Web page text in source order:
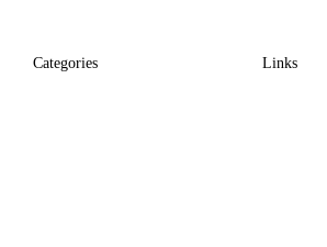
Categories Links